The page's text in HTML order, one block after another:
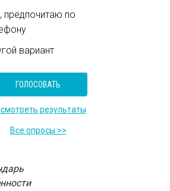
предпочитаю по
вариант
результаты
Все опросы >>